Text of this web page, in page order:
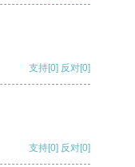
支持[0] 反对[0]
支持[0] 反对[0]